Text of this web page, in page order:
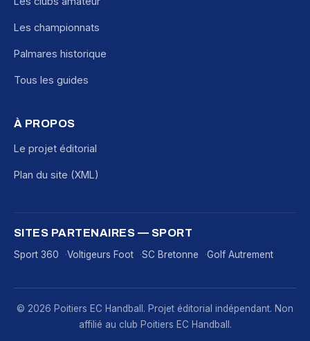
Les championnats
Palmares historique
Tous les guides
À PROPOS
Le projet éditorial
Plan du site (XML)
SITES PARTENAIRES — SPORT
Sport 360 Voltigeurs Foot SC Bretonne Golf Autrement
© 2026 Poitiers EC Handball. Projet éditorial indépendant. Non
affilié au club Poitiers EC Handball.